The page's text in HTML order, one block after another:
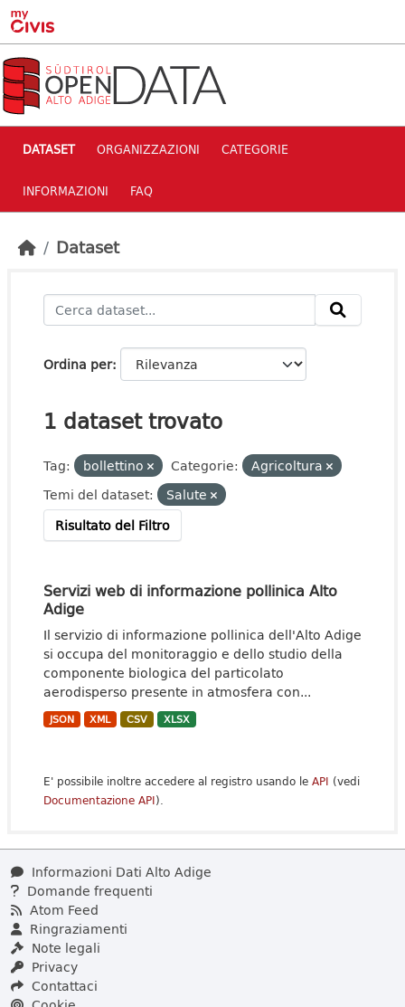
Skip to main content
DATASET ORGANIZZAZIONI CATEGORIE
INFORMAZIONI FAQ
Dataset
Ordina per
1 dataset trovato
Tag: bollettino Categorie:
Agricoltura
Temi del dataset:
Salute
Risultato del Filtro
Servizi web di informazione pollinica Alto
Adige
Il servizio di informazione pollinica dell'Alto Adige
si occupa del monitoraggio e dello studio della
componente biologica del particolato
aerodisperso presente in atmosfera con...
JSON XML CSV XLSX
E' possibile inoltre accedere al registro usando le API (vedi
Documentazione API).
Informazioni Dati Alto Adige
Domande frequenti
Atom Feed
Ringraziamenti
Note legali
Privacy
Contattaci